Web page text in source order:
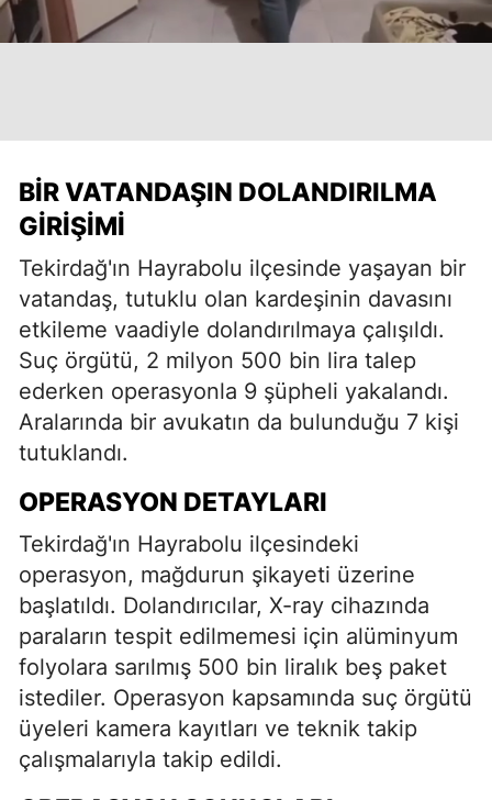
BIR VATANDAŞIN DOLANDIRILMA
GIRIŞIMI
Tekirdağ'ın Hayrabolu ilçesinde yaşayan bir
vatandaş, tutuklu olan kardeşinin davasını
etkileme vaadiyle dolandırılmaya çalışıldı.
Suç örgütü, 2 milyon 500 bin lira talep
ederken operasyonla 9 şüpheli yakalandı.
Aralarında bir avukatın da bulunduğu 7 kişi
tutuklandı.
OPERASYON DETAYLARI
Tekirdağ'ın Hayrabolu ilçesindeki
operasyon, mağdurun şikayeti üzerine
başlatıldı. Dolandırıcılar, X-ray cihazında
paraların tespit edilmemesi için alüminyum
folyolara sarılmış 500 bin liralık beş paket
istediler. Operasyon kapsamında suç örgütü
üyeleri kamera kayıtları ve teknik takip
çalışmalarıyla takip edildi.